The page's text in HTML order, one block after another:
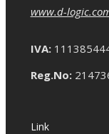
www.d-
IVA:
Reg.No:
Link